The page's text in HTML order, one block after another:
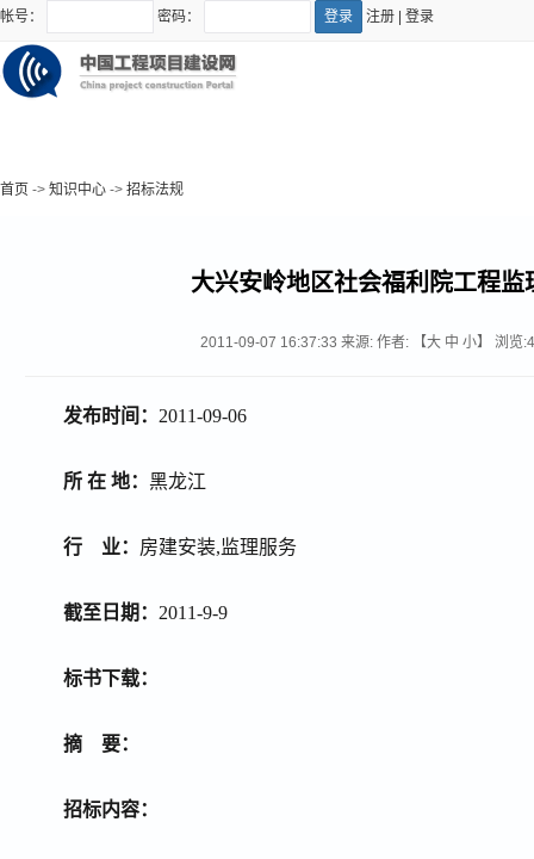
帐号： 密码： 注册 登录
首页 -> 知识中心 -> 招标法规
大兴安岭地区社会福利院工程监
2011-09-07 16:37:33 来源: 作者: 【大 中 小】 浏览:
发布时间： 2011-09-06
所 在 地： 黑龙江
行 业： 房建安装,监理服务
截至日期： 2011-9-9
标书下载：
摘 要：
招标内容：